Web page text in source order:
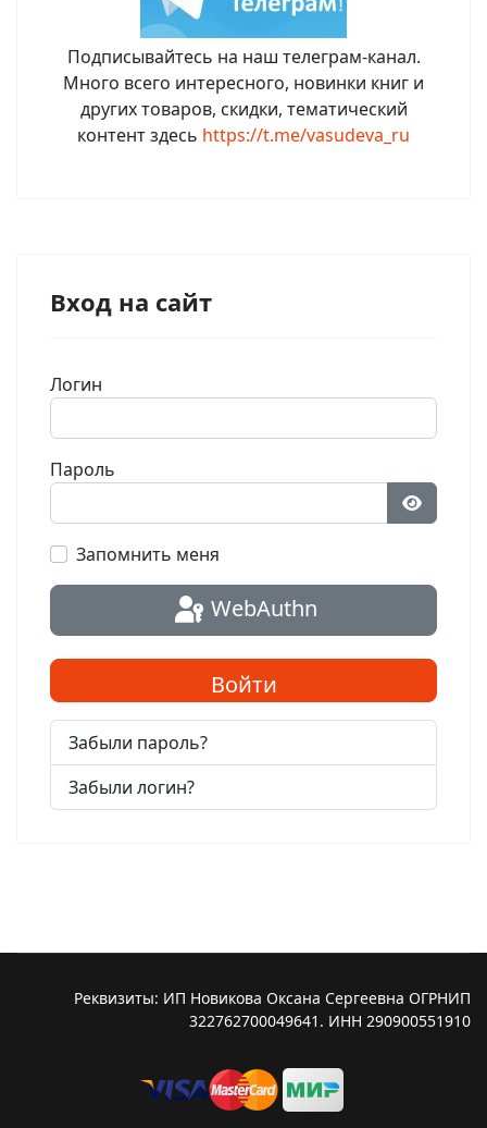
Подписывайтесь на наш телеграм-канал.
Много всего интересного, новинки книг и
других товаров, скидки, тематический
контент здесь https://t.me/vasudeva_ru
Вход на сайт
Логин
Пароль
Запомнить меня
WebAuthn
Войти
Забыли пароль?
Забыли логин?
Реквизиты: ИП Новикова Оксана Сергеевна ОГРНИП
322762700049641. ИНН 290900551910